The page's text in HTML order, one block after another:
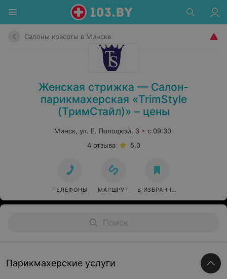
Салоны красоты в Минске
Женская стрижка — Салон-
парикмахерская «TrimStyle
(ТримСтайл)» – цены
Минск, ул. Е. Полоцкой, 3
с 09:30
4 отзыва
5.0
ТЕЛЕФОНЫ МАРШРУТ В ИЗБРАННОЕ
Парикмахерские услуги